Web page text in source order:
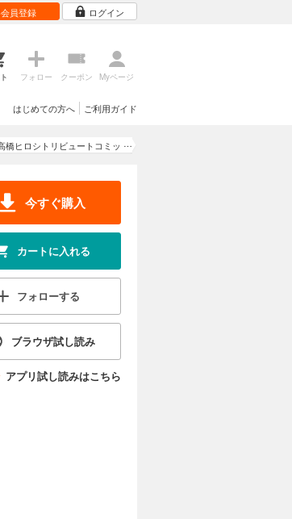
員登録 ログイン
フォロー クーポン Myページ
ご利用ガイド
はじめての方へ
ヒロシトリビュートコミッ
今すぐ購入
カートに入れる
フォローする
ブラウザ試し読み
アプリ試し読みはこちら